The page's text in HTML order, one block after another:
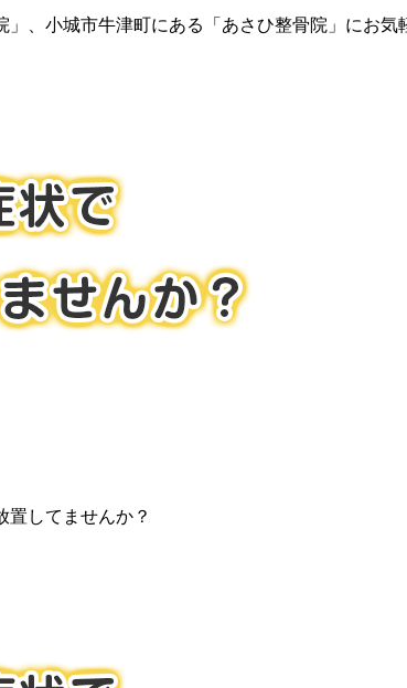
、小城市牛津町にある「あさひ整骨院」にお気
置してませんか？